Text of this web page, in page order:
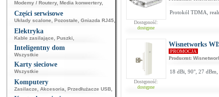
Modemy / Routery, Media konwertery,
Części serwisowe
Układy scalone Pozostałe Gniazda RJ45
Elektryka
Kable zasilające Puszki
Inteligentny dom
Wszystkie
Karty sieciowe
Wszystkie
Komputery
Zasilacze Akcesoria Przedłużacze USB
Dostępność:
dostępne
Protokól TDMA,
Dostępność:
dostępne
Wisnetworks
PROMOCJA
Producent:
18 dBi, 90°, 27